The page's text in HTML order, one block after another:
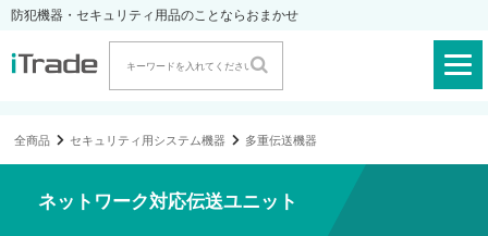
防犯機器・セキュリティ用品のことならおまかせ
全商品 セキュリティ用システム機器 多重伝送機器
ネットワーク対応伝送ユニット